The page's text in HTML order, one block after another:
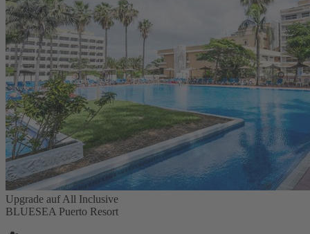
Upgrade auf All Inclusive
BLUESEA Puerto Resort